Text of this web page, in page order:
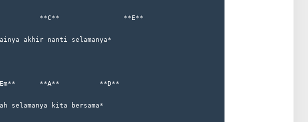
**C**                **E**
akhir nanti selamanya*
**A**          **D**
selamanya kita bersama*